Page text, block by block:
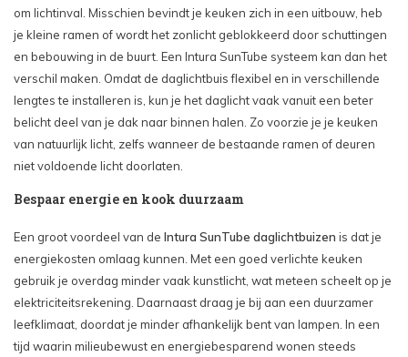
om lichtinval. Misschien bevindt je keuken zich in een uitbouw, heb
je kleine ramen of wordt het zonlicht geblokkeerd door schuttingen
en bebouwing in de buurt. Een Intura SunTube systeem kan dan het
verschil maken. Omdat de daglichtbuis flexibel en in verschillende
lengtes te installeren is, kun je het daglicht vaak vanuit een beter
belicht deel van je dak naar binnen halen. Zo voorzie je je keuken
van natuurlijk licht, zelfs wanneer de bestaande ramen of deuren
niet voldoende licht doorlaten.
Bespaar energie en kook duurzaam
Een groot voordeel van de Intura SunTube daglichtbuizen is dat je
energiekosten omlaag kunnen. Met een goed verlichte keuken
gebruik je overdag minder vaak kunstlicht, wat meteen scheelt op je
elektriciteitsrekening. Daarnaast draag je bij aan een duurzamer
leefklimaat, doordat je minder afhankelijk bent van lampen. In een
tijd waarin milieubewust en energiebesparend wonen steeds